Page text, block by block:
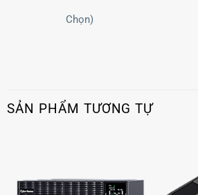
Chọn)
SẢN PHẨM TƯƠNG TỰ